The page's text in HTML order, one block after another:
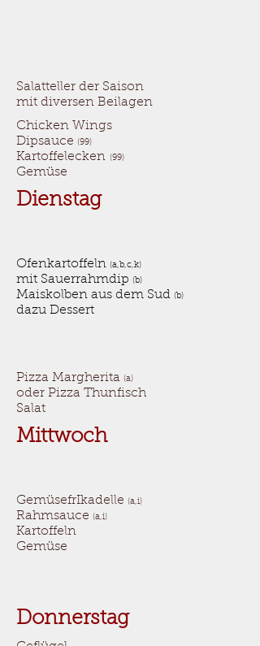
Salatteller der Saison
mit diversen Beilagen
Chicken Wings
Dipsauce (99)
Kartoffelecken (99)
Gemüse
Dienstag
Ofenkartoffeln (a,b,c,k)
mit Sauerrahmdip (b)
Maiskolben aus dem Sud (b)
dazu Dessert
Pizza Margherita (a)
oder Pizza Thunfisch
Salat
Mittwoch
GemüsefrIkadelle (a,i)
Rahmsauce (a,i)
Kartoffeln
Gemüse
Donnerstag